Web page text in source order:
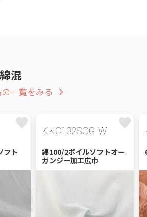
混
一覧をみる
フト
KKC132SOG-W
綿100/2ボイルソフトオー
ガンジー加工広巾